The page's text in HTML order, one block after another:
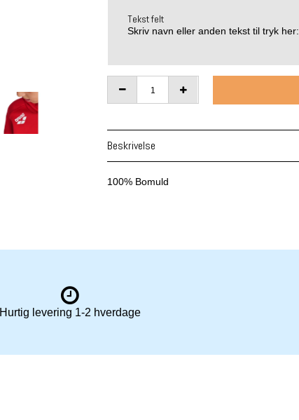
Tekst felt
Skriv navn eller anden tekst til tryk her:
Beskrivelse
100% Bomuld
Hurtig levering 1-2 hverdage